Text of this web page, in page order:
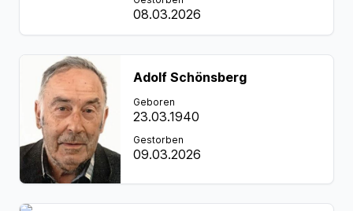
08.03.2026
Adolf Schönsberg
Geboren
23.03.1940
Gestorben
09.03.2026